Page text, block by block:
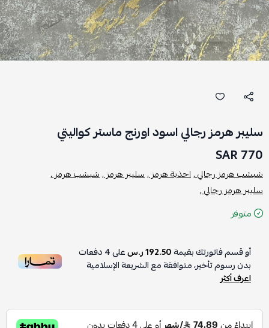
سليبر هرمز رجالي اسود اورنج ماستر كواليتي
770 SAR
شبشب هرمز رجالي ,احذية هرمز ,سليبر هرمز ,شبشب هرمز ,
سليبر هرمز رجالي ,
متوفر
أو قسم فاتورتك بقيمة192.50 ر.س على4دفعات
بدون رسوم تأخير، متوافقة مع الشريعة الإسلامية
اعرف أكثر